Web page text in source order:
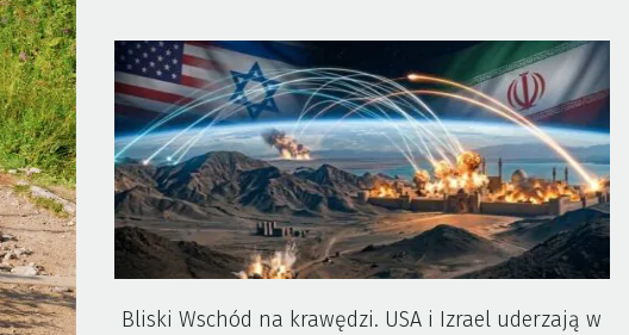
Bliski Wschód na krawędzi. USA i Izrael uderzają w